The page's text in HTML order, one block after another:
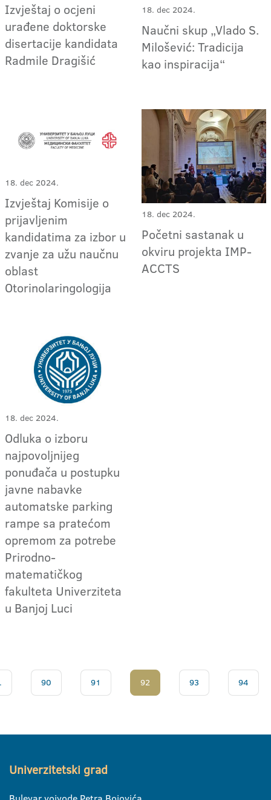
Izvještaj o ocjeni
urađene doktorske
disertacije kandidata
Radmile Dragišić
18. dec 2024.
Naučni skup „Vlado S.
Milošević: Tradicija
kao inspiracija“
18. dec 2024.
Izvještaj Komisije o
prijavljenim
kandidatima za izbor u
zvanje za užu naučnu
oblast
Otorinolaringologija
18. dec 2024.
Početni sastanak u
okviru projekta IMP-
ACCTS
18. dec 2024.
Odluka o izboru
najpovoljnijeg
ponuđača u postupku
javne nabavke
automatske parking
rampe sa pratećom
opremom za potrebe
Prirodno-
matematičkog
fakulteta Univerziteta
u Banjoj Luci
90 91 92 93 94
Univerzitetski grad